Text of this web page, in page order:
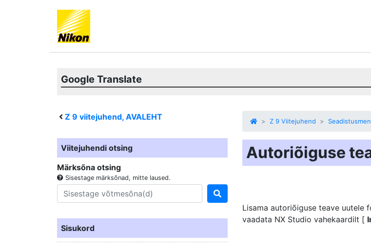
Google Translate
Z 9 viitejuhend, AVALEHT
Viitejuhendi otsing
Märksõna otsing
Sisestage märksõnad, mitte laused.
Sisukord
Z 9 Viitejuhend
Autoriõiguse
Lisama autoriõiguse teave uutele
vaadata NX Studio vahekaardilt [